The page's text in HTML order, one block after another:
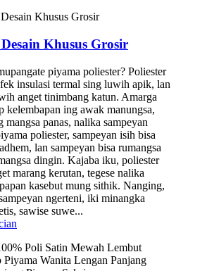
Khusus Grosir
piyama poliester? Poliester
insulasi termal sing luwih apik, lan
anget tinimbang katun. Amarga
kelembapan ing awak manungsa,
mangsa panas, nalika sampeyan
poliester, sampeyan isih bisa
lan sampeyan bisa rumangsa
dingin. Kajaba iku, poliester
marang kerutan, tegese nalika
kasebut mung sithik. Nanging,
ngerteni, iki minangka
sawise suwe...